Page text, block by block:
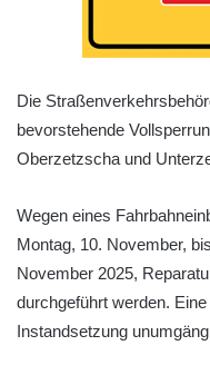
Die
bevorstehende
Oberzetzscha und
Wegen eines
Montag, 10. November,
November 2025,
durchgeführt werden.
Instandsetzung